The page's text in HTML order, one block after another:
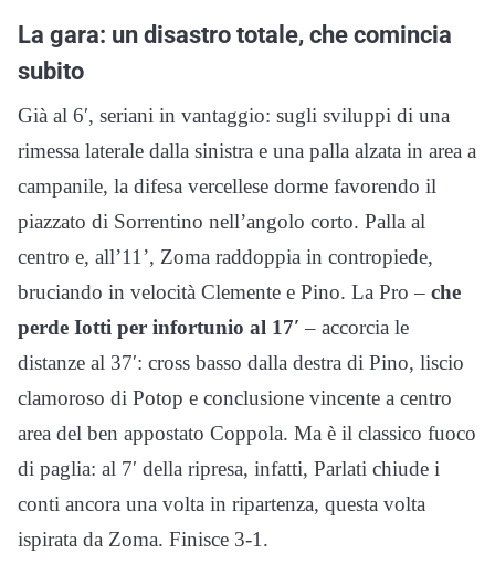
La gara: un disastro totale, che comincia
subito
Già al 6′, seriani in vantaggio: sugli sviluppi di una
rimessa laterale dalla sinistra e una palla alzata in area a
campanile, la difesa vercellese dorme favorendo il
piazzato di Sorrentino nell’angolo corto. Palla al
centro e, all’11’, Zoma raddoppia in contropiede,
bruciando in velocità Clemente e Pino. La Pro – che
perde Iotti per infortunio al 17′ – accorcia le
distanze al 37′: cross basso dalla destra di Pino, liscio
clamoroso di Potop e conclusione vincente a centro
area del ben appostato Coppola. Ma è il classico fuoco
di paglia: al 7′ della ripresa, infatti, Parlati chiude i
conti ancora una volta in ripartenza, questa volta
ispirata da Zoma. Finisce 3-1.